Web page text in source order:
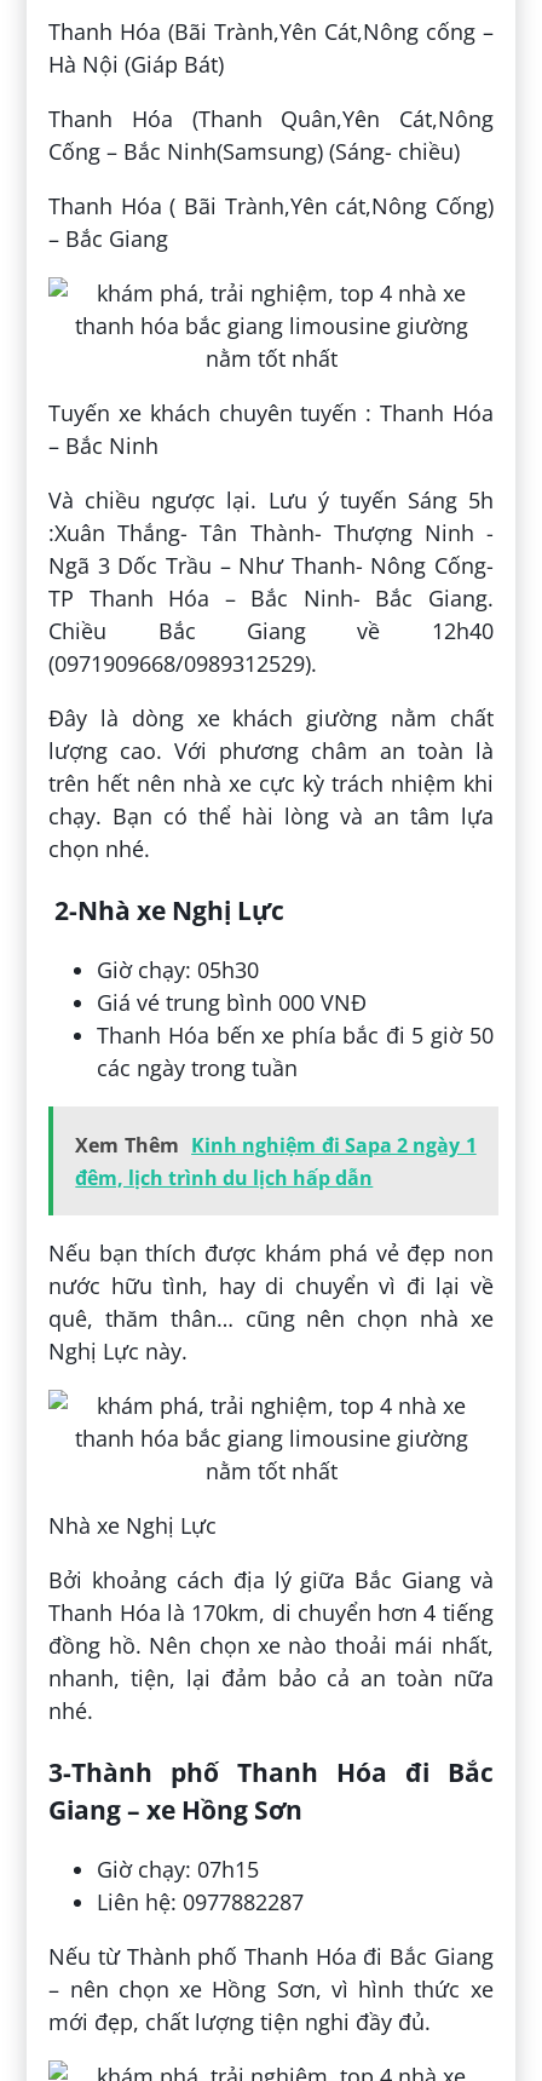
Thanh Hóa (Bãi Trành,Yên Cát,Nông cống –
Hà Nội (Giáp Bát)
Thanh Hóa (Thanh Quân,Yên Cát,Nông
Cống – Bắc Ninh(Samsung) (Sáng- chiều)
Thanh Hóa ( Bãi Trành,Yên cát,Nông Cống)
– Bắc Giang
Tuyến xe khách chuyên tuyến : Thanh Hóa
– Bắc Ninh
Và chiều ngược lại. Lưu ý tuyến Sáng 5h
:Xuân Thắng- Tân Thành- Thượng Ninh -
Ngã 3 Dốc Trầu – Như Thanh- Nông Cống-
TP Thanh Hóa – Bắc Ninh- Bắc Giang.
Chiều Bắc Giang về 12h40
(0971909668/0989312529).
Đây là dòng xe khách giường nằm chất
lượng cao. Với phương châm an toàn là
trên hết nên nhà xe cực kỳ trách nhiệm khi
chạy. Bạn có thể hài lòng và an tâm lựa
chọn nhé.
2-Nhà xe Nghị Lực
Giờ chạy: 05h30
Giá vé trung bình 000 VNĐ
Thanh Hóa bến xe phía bắc đi 5 giờ 50
các ngày trong tuần
Xem Thêm Kinh nghiệm đi Sapa 2 ngày 1
đêm, lịch trình du lịch hấp dẫn
Nếu bạn thích được khám phá vẻ đẹp non
nước hữu tình, hay di chuyển vì đi lại về
quê, thăm thân… cũng nên chọn nhà xe
Nghị Lực này.
Nhà xe Nghị Lực
Bởi khoảng cách địa lý giữa Bắc Giang và
Thanh Hóa là 170km, di chuyển hơn 4 tiếng
đồng hồ. Nên chọn xe nào thoải mái nhất,
nhanh, tiện, lại đảm bảo cả an toàn nữa
nhé.
3-Thành phố Thanh Hóa đi Bắc
Giang – xe Hồng Sơn
Giờ chạy: 07h15
Liên hệ: 0977882287
Nếu từ Thành phố Thanh Hóa đi Bắc Giang
– nên chọn xe Hồng Sơn, vì hình thức xe
mới đẹp, chất lượng tiện nghi đầy đủ.